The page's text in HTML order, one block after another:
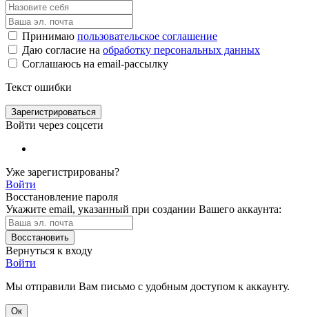
Принимаю пользовательское соглашение
Даю согласие на обработку персональных данных
Соглашаюсь на email-рассылку
Текст ошибки
Зарегистрироваться
Войти через соцсети
Уже зарегистрированы?
Войти
Восстановление пароля
Укажите email, указанный при создании Вашего аккаунта:
Восстановить
Вернуться к входу
Войти
Мы отправили Вам письмо с удобным доступом к аккаунту.
Ок